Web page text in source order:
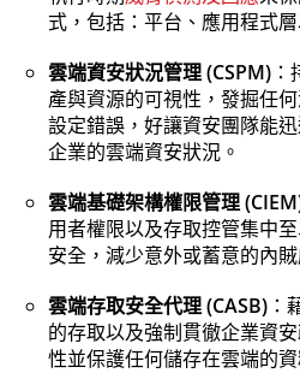
式，包括：平台、應用程式
雲端資安狀況管理 (CSPM)
產與資源的可視性，發掘任
設定錯誤，好讓資安團隊能
企業的雲端資安狀況。
雲端基礎架構權限管理
用者權限以及存取控管集中
安全，減少意外或蓄意的內
雲端存取安全代理 (CASB) ：
的存取以及強制貫徹企業資
性並保護任何儲存在雲端的資